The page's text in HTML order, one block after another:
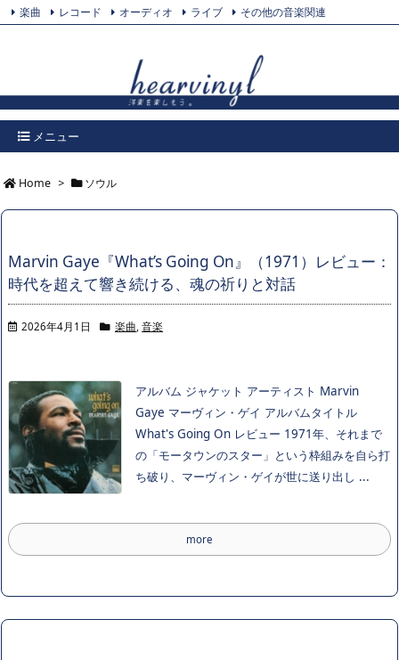
メニュー
楽曲 レコード オーディオ ライブ
その他の音楽関連
Home > ソウル
Marvin Gaye『What’s Going On』（1971）レビュー：
時代を超えて響き続ける、魂の祈りと対話
2026年4月1日 楽曲, 音楽
アルバム ジャケット アーティスト Marvin
Gaye マーヴィン・ゲイ アルバムタイトル
What's Going On レビュー 1971年、それまで
の「モータウンのスター」という枠組みを自ら打
ち破り、マーヴィン・ゲイが世に送り出し ...
more